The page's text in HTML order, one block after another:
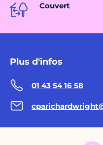
Couvert
Plus d'infos
01 43 54 16 58